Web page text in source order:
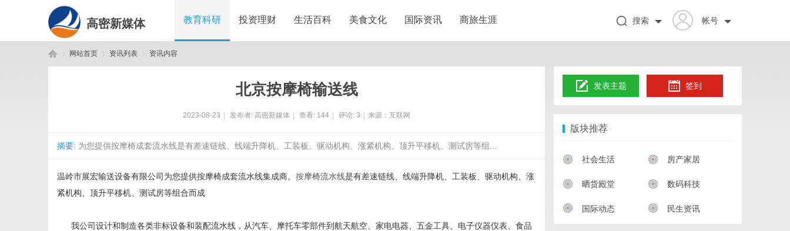
高密新媒体 教育科研 投资理财 生活百科 美食文化 国际资讯 商旅生涯 帐号
搜索
网站首页 资讯列表 资讯内容
北京按摩椅输送线
2023-08-23 发布者: 高密新媒体 查看: 144 评论: 3 来源：互联网
摘要: 为您提供按摩椅成套流水线是有差速链线、线端升降机、工装板、驱动机构、涨紧机构、顶升平移机、测试房等组...
温岭市展宏输送设备有限公司 为您提供按摩椅成套流水线集成商。 按摩椅流水线是有差速链线、线端升降机、工装板、驱动机构、涨
紧机构、顶升平移机、测试房等组合而成
我公司设计和制造各类非标设备和装配流水线，从汽车、摩托车零部件到航天航空、 家电电器 、五金工具、 电子仪器仪表、 食品
发表主题 签到
版块推荐
社会生活 房产家居
晒货殿堂 数码科技
国际动态 民生资讯